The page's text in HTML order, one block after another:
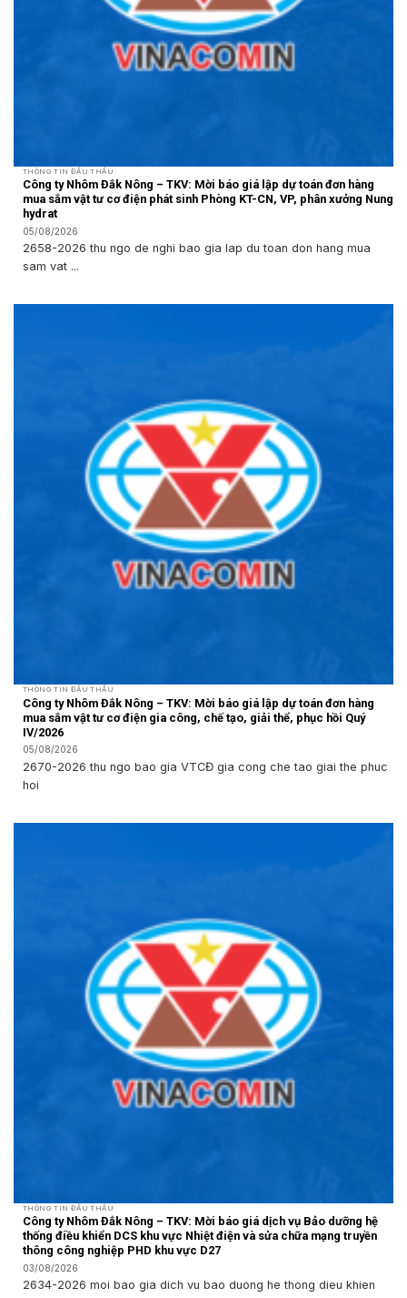
THÔNG TIN ĐẤU THẦU
Công ty Nhôm Đắk Nông – TKV: Mời báo giá lập dự toán đơn hàng
mua sắm vật tư cơ điện phát sinh Phòng KT-CN, VP, phân xưởng Nung
hydrat
05/08/2026
2658-2026 thu ngo de nghi bao gia lap du toan don hang mua
sam vat ...
THÔNG TIN ĐẤU THẦU
Công ty Nhôm Đắk Nông – TKV: Mời báo giá lập dự toán đơn hàng
mua sắm vật tư cơ điện gia công, chế tạo, giải thể, phục hồi Quý
IV/2026
05/08/2026
2670-2026 thu ngo bao gia VTCĐ gia cong che tao giai the phuc
hoi
THÔNG TIN ĐẤU THẦU
Công ty Nhôm Đắk Nông – TKV: Mời báo giá dịch vụ Bảo dưỡng hệ
thống điều khiển DCS khu vực Nhiệt điện và sửa chữa mạng truyền
thông công nghiệp PHD khu vực D27
03/08/2026
2634-2026 moi bao gia dich vu bao duong he thong dieu khien